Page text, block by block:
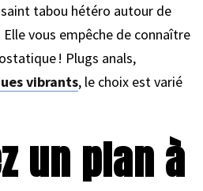
tabou hétéro autour de
vous empêche de connaître
! Plugs anals,
vibrants, le choix est varié
un plan à